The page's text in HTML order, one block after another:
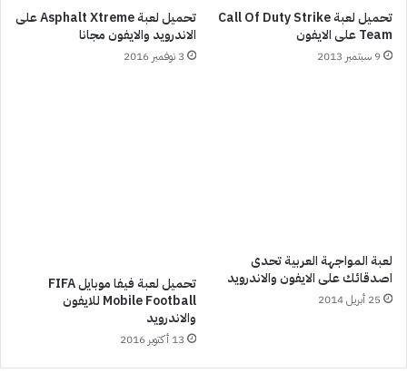
تحميل لعبة Call Of Duty Strike
Team على الايفون
9 سبتمبر 2013
تحميل لعبة Asphalt Xtreme على
الاندرويد والايفون مجانا
3 نوفمبر 2016
لعبة المواجهة العربية تحدى
اصدقائك على الايفون والاندرويد
25 أبريل 2014
تحميل لعبة فيفا موبايل FIFA
Mobile Football للايفون
والاندرويد
13 أكتوبر 2016